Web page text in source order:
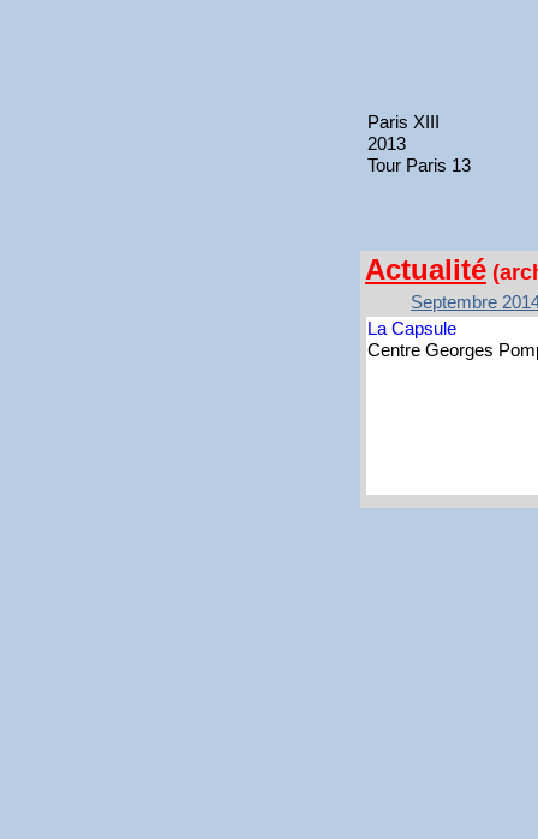
Paris XIII
2013
Tour Paris 13
Actualité
Septembre
La Capsule
Centre Georges